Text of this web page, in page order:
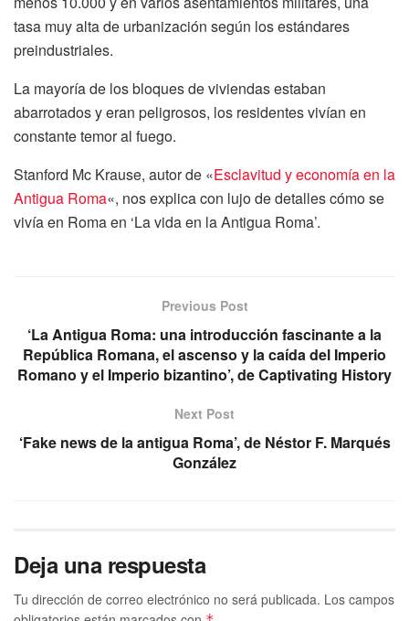
tasa muy alta de urbanización según los estándares
preindustriales.
La mayoría de los bloques de viviendas estaban
abarrotados y eran peligrosos, los residentes vivían en
constante temor al fuego.
Stanford Mc Krause, autor de «Esclavitud y economía en la
Antigua Roma«, nos explica con lujo de detalles cómo se
vivía en Roma en ‘La vida en la Antigua Roma’.
Previous Post
‘La Antigua Roma: una introducción fascinante a la
República Romana, el ascenso y la caída del Imperio
Romano y el Imperio bizantino’, de Captivating History
Next Post
‘Fake news de la antigua Roma’, de Néstor F. Marqués
González
Deja una respuesta
Tu dirección de correo electrónico no será publicada. Los campos